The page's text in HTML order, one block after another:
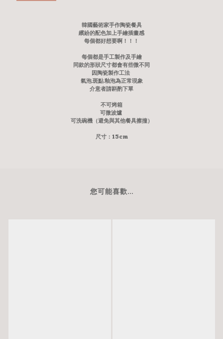
韓國藝術家手作陶瓷餐具
繽紛的配色加上手繪插畫感
每個都好想要啊！！！
每個都是手工製作及手繪
同款的形狀尺寸都會有些微不同
因陶瓷製作工法
氣泡.斑點.釉泡為正常現象
介意者請斟酌下單
不可烤箱
可微波爐
可洗碗機（避免與其他餐具擦撞）
尺寸：15cm
您可能喜歡...